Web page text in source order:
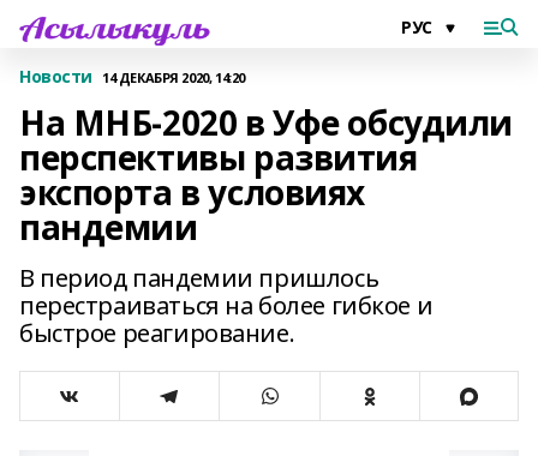
Новости 14 ДЕКАБРЯ 2020, 14:20
На МНБ-2020 в Уфе обсудили
перспективы развития
экспорта в условиях
пандемии
В период пандемии пришлось
перестраиваться на более гибкое и
быстрое реагирование.